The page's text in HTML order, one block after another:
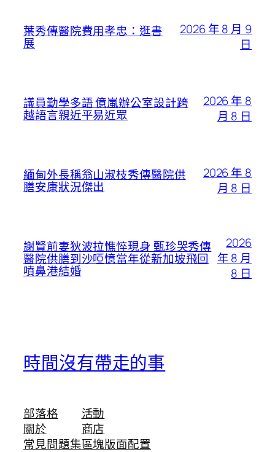
葉秀傳醫院費用孝忠：逛書
展
2026 年 8 月 9
日
議員勤學多語 億嵐辦公室設計跨
越語言親近平易近眾
2026 年 8
月 8 日
緬甸外長稱翁山淑枝秀傳醫院供
膳安康狀況傑出
2026 年 8
月 8 日
謝賢前妻狄波拉憔悴現身 甄珍哭秀傳
醫院供膳到沙啞憶當年從新加坡飛回
噴鼻港結婚
2026
年 8 月
8 日
時間沒有帶走的事
部落格
關於
常見問題集
活動
商店
區塊版面配置